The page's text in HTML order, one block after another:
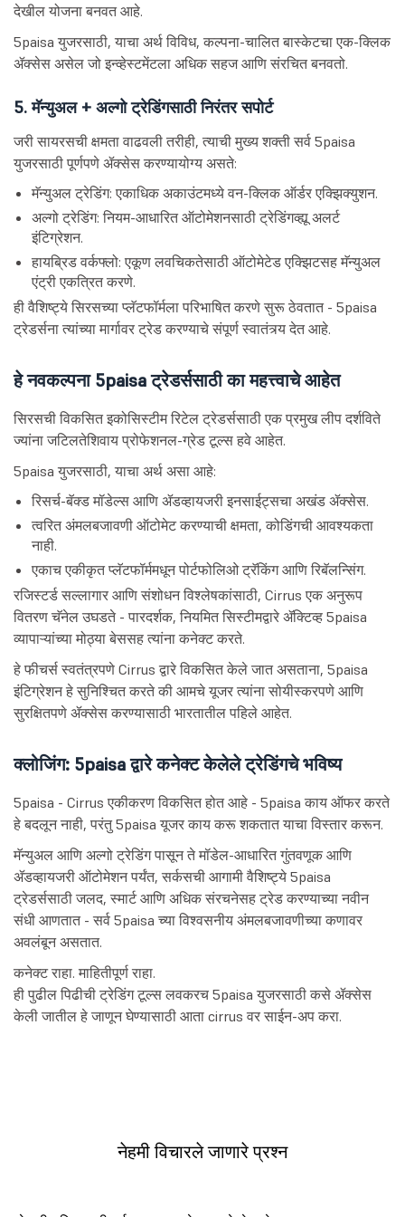
देखील योजना बनवत आहे.
5paisa युजरसाठी, याचा अर्थ विविध, कल्पना-चालित बास्केटचा एक-क्लिक
ॲक्सेस असेल जो इन्व्हेस्टमेंटला अधिक सहज आणि संरचित बनवतो.
5. मॅन्युअल + अल्गो ट्रेडिंगसाठी निरंतर सपोर्ट
जरी सायरसची क्षमता वाढवली तरीही, त्याची मुख्य शक्ती सर्व 5paisa
युजरसाठी पूर्णपणे ॲक्सेस करण्यायोग्य असते:
मॅन्युअल ट्रेडिंग: एकाधिक अकाउंटमध्ये वन-क्लिक ऑर्डर एक्झिक्युशन.
अल्गो ट्रेडिंग: नियम-आधारित ऑटोमेशनसाठी ट्रेडिंगव्ह्यू अलर्ट
इंटिग्रेशन.
हायब्रिड वर्कफ्लो: एकूण लवचिकतेसाठी ऑटोमेटेड एक्झिटसह मॅन्युअल
एंट्री एकत्रित करणे.
ही वैशिष्ट्ये सिरसच्या प्लॅटफॉर्मला परिभाषित करणे सुरू ठेवतात - 5paisa
ट्रेडर्सना त्यांच्या मार्गावर ट्रेड करण्याचे संपूर्ण स्वातंत्र्य देत आहे.
हे नवकल्पना 5paisa ट्रेडर्ससाठी का महत्त्वाचे आहेत
सिरसची विकसित इकोसिस्टीम रिटेल ट्रेडर्ससाठी एक प्रमुख लीप दर्शविते
ज्यांना जटिलतेशिवाय प्रोफेशनल-ग्रेड टूल्स हवे आहेत.
5paisa युजरसाठी, याचा अर्थ असा आहे:
रिसर्च-बॅक्ड मॉडेल्स आणि ॲडव्हायजरी इनसाईट्सचा अखंड ॲक्सेस.
त्वरित अंमलबजावणी ऑटोमेट करण्याची क्षमता, कोडिंगची आवश्यकता
नाही.
एकाच एकीकृत प्लॅटफॉर्ममधून पोर्टफोलिओ ट्रॅकिंग आणि रिबॅलन्सिंग.
रजिस्टर्ड सल्लागार आणि संशोधन विश्लेषकांसाठी, Cirrus एक अनुरूप
वितरण चॅनेल उघडते - पारदर्शक, नियमित सिस्टीमद्वारे ॲक्टिव्ह 5paisa
व्यापाऱ्यांच्या मोठ्या बेससह त्यांना कनेक्ट करते.
हे फीचर्स स्वतंत्रपणे Cirrus द्वारे विकसित केले जात असताना, 5paisa
इंटिग्रेशन हे सुनिश्चित करते की आमचे यूजर त्यांना सोयीस्करपणे आणि
सुरक्षितपणे ॲक्सेस करण्यासाठी भारतातील पहिले आहेत.
क्लोजिंग: 5paisa द्वारे कनेक्ट केलेले ट्रेडिंगचे भविष्य
5paisa - Cirrus एकीकरण विकसित होत आहे - 5paisa काय ऑफर करते
हे बदलून नाही, परंतु 5paisa यूजर काय करू शकतात याचा विस्तार करून.
मॅन्युअल आणि अल्गो ट्रेडिंग पासून ते मॉडेल-आधारित गुंतवणूक आणि
ॲडव्हायजरी ऑटोमेशन पर्यंत, सर्कसची आगामी वैशिष्ट्ये 5paisa
ट्रेडर्ससाठी जलद, स्मार्ट आणि अधिक संरचनेसह ट्रेड करण्याच्या नवीन
संधी आणतात - सर्व 5paisa च्या विश्वसनीय अंमलबजावणीच्या कणावर
अवलंबून असतात.
कनेक्ट राहा. माहितीपूर्ण राहा.
ही पुढील पिढीची ट्रेडिंग टूल्स लवकरच 5paisa युजरसाठी कसे ॲक्सेस
केली जातील हे जाणून घेण्यासाठी आता cirrus वर साईन-अप करा.
नेहमी विचारले जाणारे प्रश्न